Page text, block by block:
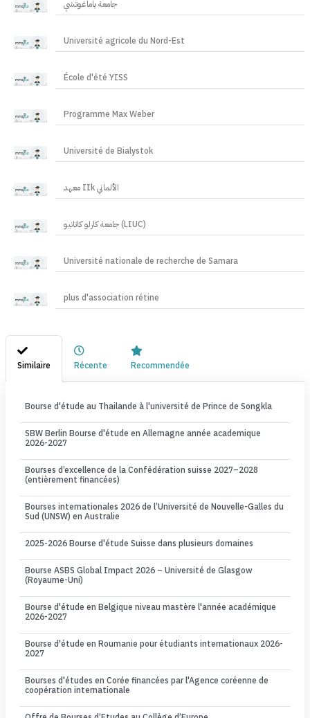
جامعة ياماغوتشي
Université agricole du Nord-Est
École d'été YISS
Programme Max Weber
Université de Bialystok
معهد IIk الألماني
جامعة كارلو كاتانيو (LIUC)
Université nationale de recherche de Samara
plus d'association rétine
Similaire Récente Recommendée
Bourse d'étude au Thailande à l'université de Prince de Songkla
SBW Berlin Bourse d'étude en Allemagne année academique
2026-2027
Bourses d’excellence de la Confédération suisse 2027–2028
(entièrement financées)
Bourses internationales 2026 de l’Université de Nouvelle-Galles du
Sud (UNSW) en Australie
2025-2026 Bourse d'étude Suisse dans plusieurs domaines
Bourse ASBS Global Impact 2026 – Université de Glasgow
(Royaume-Uni)
Bourse d'étude en Belgique niveau mastère l'année académique
2026-2027
Bourse d'étude en Roumanie pour étudiants internationaux 2026-
2027
Bourses d'études en Corée financées par l'Agence coréenne de
coopération internationale